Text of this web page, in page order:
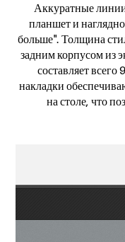
Аккуратные
планшет и
больше". Толщина
задним корпусом из
составляет
накладки
на столе, что